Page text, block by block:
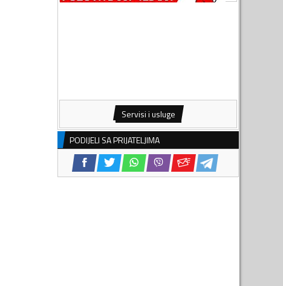
Servisi i usluge
PODIJELI SA PRIJATELJIMA